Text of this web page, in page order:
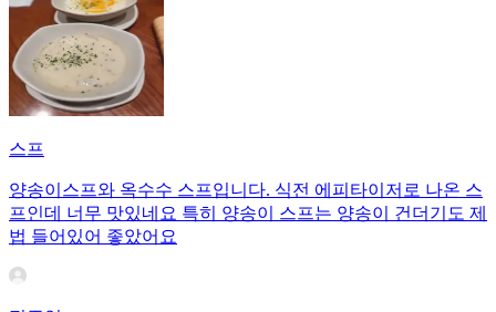
스프
양송이스프와 옥수수 스프입니다. 식전 에피타이저로 나온 스
프인데 너무 맛있네요 특히 양송이 스프는 양송이 건더기도 제
법 들어있어 좋았어요